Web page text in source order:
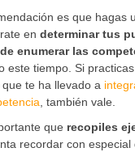
es que hagas
en determinar tus
enumerar las
este tiempo. Si
te ha llevado a
, también vale.
que recopiles
recordar con